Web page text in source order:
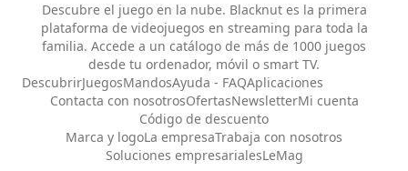
Descubre el juego en la nube. Blacknut es la primera
plataforma de videojuegos en streaming para toda la
familia. Accede a un catálogo de más de 1000 juegos
desde tu ordenador, móvil o smart TV.
DescubrirJuegosMandosAyuda - FAQAplicaciones
Contacta con nosotrosOfertasNewsletterMi cuenta
Código de descuento
Marca y logoLa empresaTrabaja con nosotros
Soluciones empresarialesLeMag